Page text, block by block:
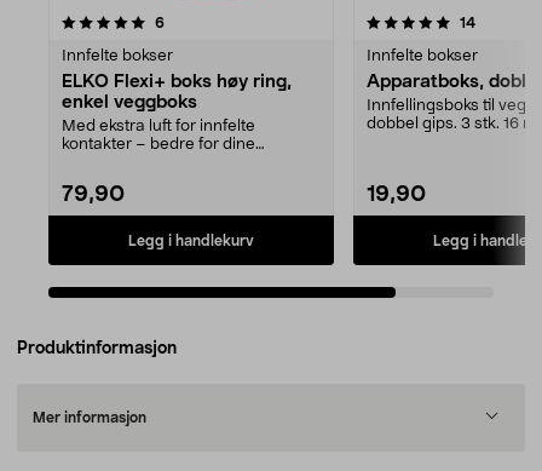
6anmeldelser
Innfelte bokser
ELKO Flexi+ boks høy ring,
enkel veggboks
Med ekstra luft for innfelte
kontakter – bedre for dine
79,90
Legg i handlekurv
5.0av 5 stjerner 14
Innfelte bokser
Apparatboks,
Innfellingsboks til
dobbel gips. 3 stk. 16
19,90
Legg i
Produktinformasjon
Mer informasjon